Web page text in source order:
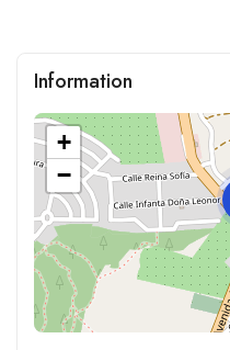
Information
+
−